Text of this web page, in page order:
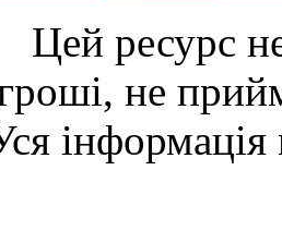
Цей ресурс
не